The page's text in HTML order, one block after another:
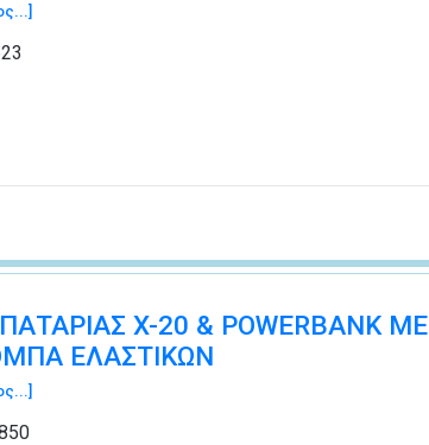
X-20 & POWERBANK ΜΕ
ΕΛΑΣΤΙΚΩΝ